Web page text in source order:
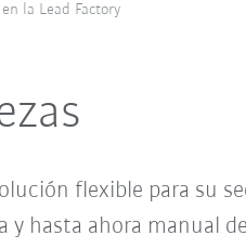
la Lead Factory
flexible para su
y hasta ahora manual